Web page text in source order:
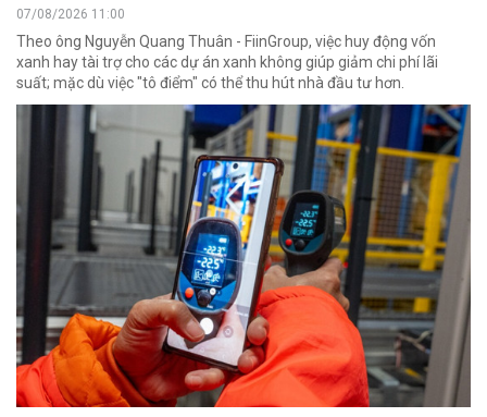
07/08/2026 11:00
Theo ông Nguyễn Quang Thuân - FiinGroup, việc huy động vốn
xanh hay tài trợ cho các dự án xanh không giúp giảm chi phí lãi
suất; mặc dù việc "tô điểm" có thể thu hút nhà đầu tư hơn.